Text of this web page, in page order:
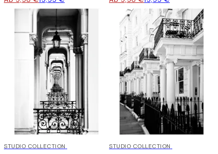
50%*
STUDIO COLLECTION 50%*
STUDIO COLLECTION